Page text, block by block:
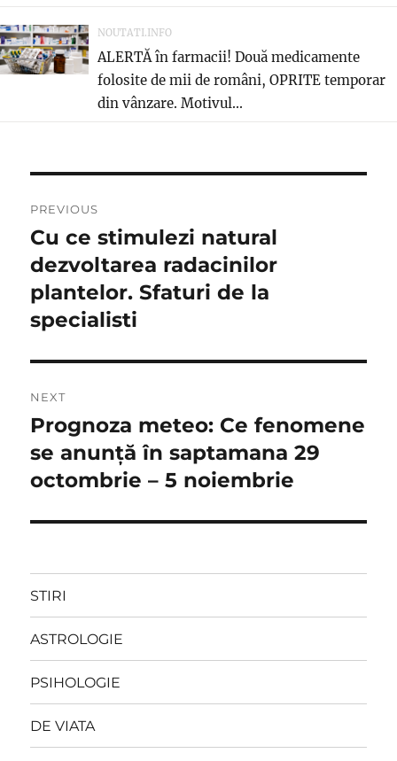
NOUTATI.INFO
ALERTĂ în farmacii! Două medicamente
folosite de mii de români, OPRITE temporar
din vânzare. Motivul...
în
articole
PREVIOUS
Previous
post:
Cu ce stimulezi natural
dezvoltarea radacinilor
plantelor. Sfaturi de la
specialisti
NEXT
Next
post:
Prognoza meteo: Ce fenomene
se anunţă în saptamana 29
octombrie – 5 noiembrie
STIRI
ASTROLOGIE
PSIHOLOGIE
DE VIATA